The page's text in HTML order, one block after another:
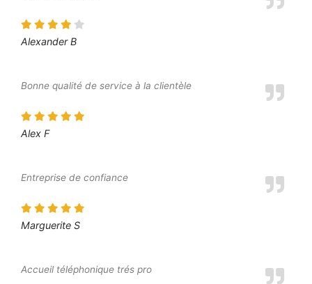
Alexander B
Bonne qualité de service à la clientèle
Alex F
Entreprise de confiance
Marguerite S
Accueil téléphonique trés pro